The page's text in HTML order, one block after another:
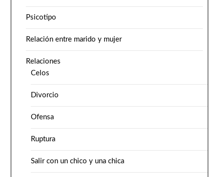
Psicotipo
Relación entre marido y mujer
Relaciones
Celos
Divorcio
Ofensa
Ruptura
Salir con un chico y una chica